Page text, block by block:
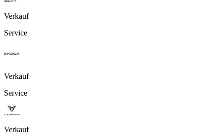
Verkauf
Service
Verkauf
Service
Verkauf